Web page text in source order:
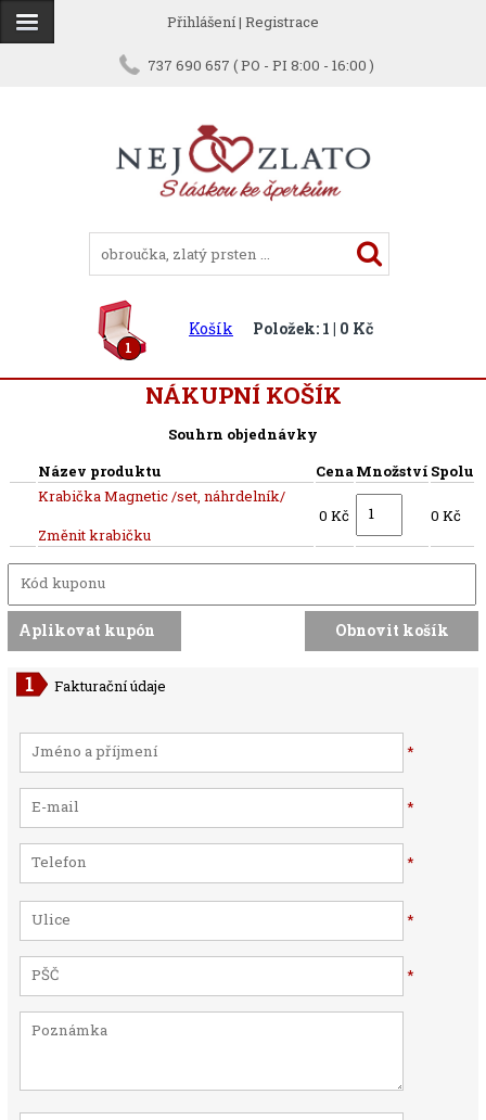
Přihlášení| Registrace
737 690 657 ( PO - PI 8:00 - 16:00 )
1
Košík Položek: 1 | 0 Kč
NÁKUPNÍ KOŠÍK
Souhrn objednávky
Název produktu
CenaMnožství Spolu
Krabička Magnetic /set, náhrdelník/
Změnit krabičku
0 Kč 0 Kč
Fakturační údaje
*
*
*
*
*